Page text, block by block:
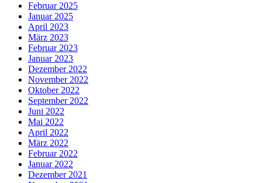
Februar 2025
Januar 2025
April 2023
März 2023
Februar 2023
Januar 2023
Dezember 2022
November 2022
Oktober 2022
September 2022
Juni 2022
Mai 2022
April 2022
März 2022
Februar 2022
Januar 2022
Dezember 2021